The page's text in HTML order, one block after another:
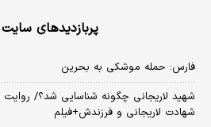
پربازدیدهای
فارس: حمله موشکی به بحرین
شهید لاریجانی چگونه شناسایی شد؟/ روایت
شهادت لاریجانی و فرزندش+فیلم